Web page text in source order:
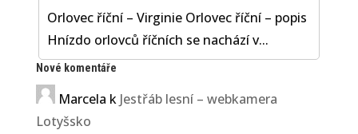
Orlovec říční – Virginie Orlovec říční – popis
Hnízdo orlovců říčních se nachází v...
Nové komentáře
Marcela k Jestřáb lesní – webkamera
Lotyšsko